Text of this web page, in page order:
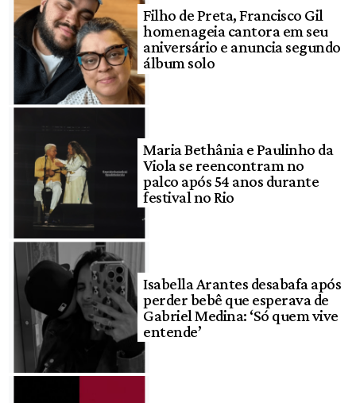
Filho de Preta, Francisco Gil
homenageia cantora em seu
aniversário e anuncia segundo
álbum solo
Maria Bethânia e Paulinho da
Viola se reencontram no
palco após 54 anos durante
festival no Rio
Isabella Arantes desabafa após
perder bebê que esperava de
Gabriel Medina: ‘Só quem vive
entende’